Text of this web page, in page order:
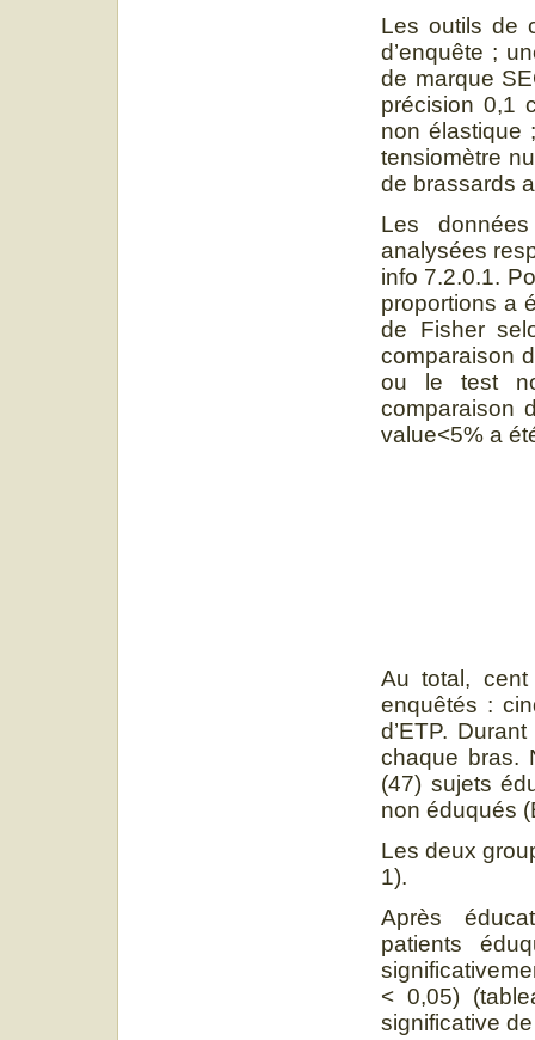
Les outils de
d’enquête ;
de marque
précision 0,1
non élastique
tensiomètre
de brassards
Les
analysées
info 7.2.0.1.
proportions a
de Fisher
comparaison
ou le test
comparaison
value<5% a
Au total,
enquêtés :
d’ETP.
chaque bras.
(47) sujets
non éduqués
Les deux
1).
Après
patients
< 0,05)
significative